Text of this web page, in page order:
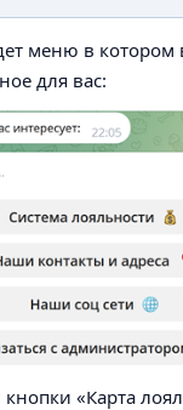
меню в котором
для вас:
«Карта